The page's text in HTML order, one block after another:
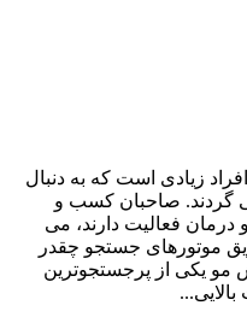
زیادی است که به دنبال
گردند. صاحبان کسب و
درمان فعالیت دارند، می
موتورهای جستجو چقدر
مو یکی از پرجستجوترین